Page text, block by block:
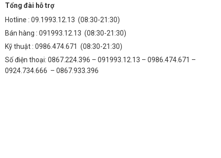
Tổng đài hỗ trợ
Hotline : 09.1993.12.13 (08:30-21:30)
Bán hàng : 091993.12.13 (08:30-21:30)
Kỹ thuật : 0986.474.671 (08:30-21:30)
Số điện thoại: 0867.224.396 – 091993.12.13 – 0986.474.671 –
0924.734.666 – 0867.933.396